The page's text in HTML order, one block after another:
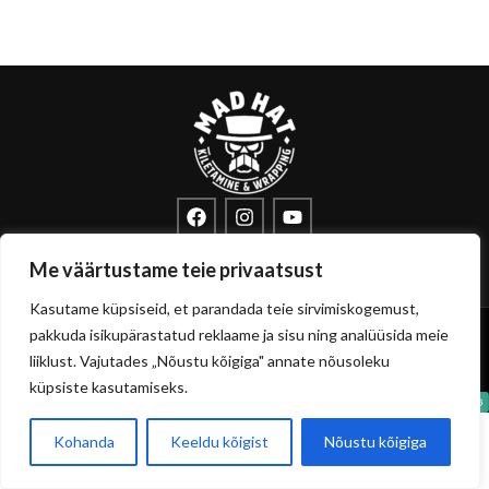
Me väärtustame teie privaatsust
Kasutame küpsiseid, et parandada teie sirvimiskogemust,
pakkuda isikupärastatud reklaame ja sisu ning analüüsida meie
liiklust. Vajutades „Nõustu kõigiga" annate nõusoleku
küpsiste kasutamiseks.
Kohanda Keeldu kõigist Nõustu kõigiga
Pärnu mnt 160E, 11317 Tallinn
Copyrightsisustuskile.ee© 2026
Privaatsuspoliitika
Müügitingimused
0